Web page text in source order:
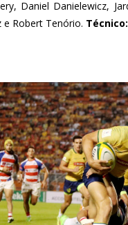
Daniel Danielewicz,
e Robert Tenório. Técnico: